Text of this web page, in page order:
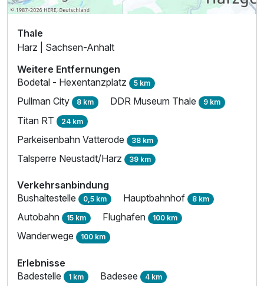
Thale
Harz | Sachsen-Anhalt
Weitere Entfernungen
Bodetal - Hexentanzplatz 5 km
Pullman City 8 km DDR Museum Thale 9 km
Titan RT 24 km
Parkeisenbahn Vatterode 38 km
Talsperre Neustadt/Harz 39 km
Verkehrsanbindung
Bushaltestelle 0,5 km Hauptbahnhof 8 km
Autobahn 15 km Flughafen 100 km
Wanderwege 100 km
Erlebnisse
Badestelle 1 km Badesee 4 km